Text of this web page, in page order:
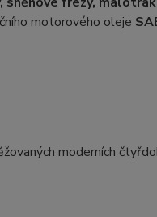
motorového oleje
moderních